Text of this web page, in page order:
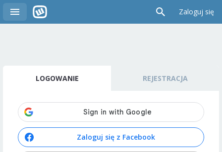
Zaloguj się
LOGOWANIE REJESTRACJA
Zaloguj się z Facebook